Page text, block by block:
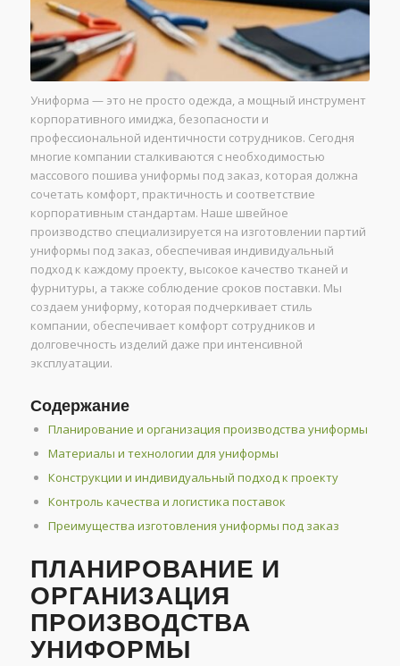
Униформа — это не просто одежда, а мощный инструмент
корпоративного имиджа, безопасности и
профессиональной идентичности сотрудников. Сегодня
многие компании сталкиваются с необходимостью
массового пошива униформы под заказ, которая должна
сочетать комфорт, практичность и соответствие
корпоративным стандартам. Наше швейное
производство специализируется на изготовлении партий
униформы под заказ, обеспечивая индивидуальный
подход к каждому проекту, высокое качество тканей и
фурнитуры, а также соблюдение сроков поставки. Мы
создаем униформу, которая подчеркивает стиль
компании, обеспечивает комфорт сотрудников и
долговечность изделий даже при интенсивной
эксплуатации.
Содержание
Планирование и организация производства униформы
Материалы и технологии для униформы
Конструкции и индивидуальный подход к проекту
Контроль качества и логистика поставок
Преимущества изготовления униформы под заказ
ПЛАНИРОВАНИЕ И
ОРГАНИЗАЦИЯ
ПРОИЗВОДСТВА
УНИФОРМЫ